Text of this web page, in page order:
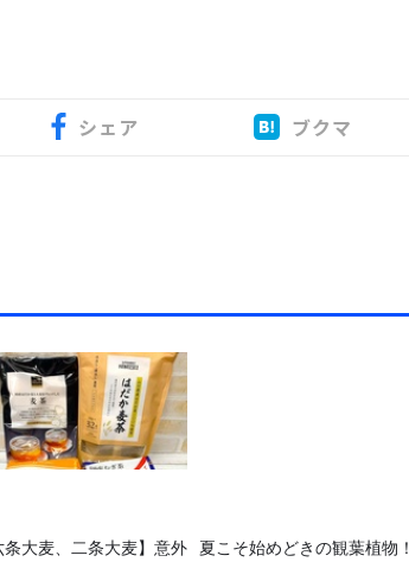
シェア ブクマ
条大麦、二条大麦】意外
夏こそ始めどきの観葉植物！